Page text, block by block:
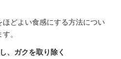
どよい食感にする方法につい
。
、ガクを取り除く